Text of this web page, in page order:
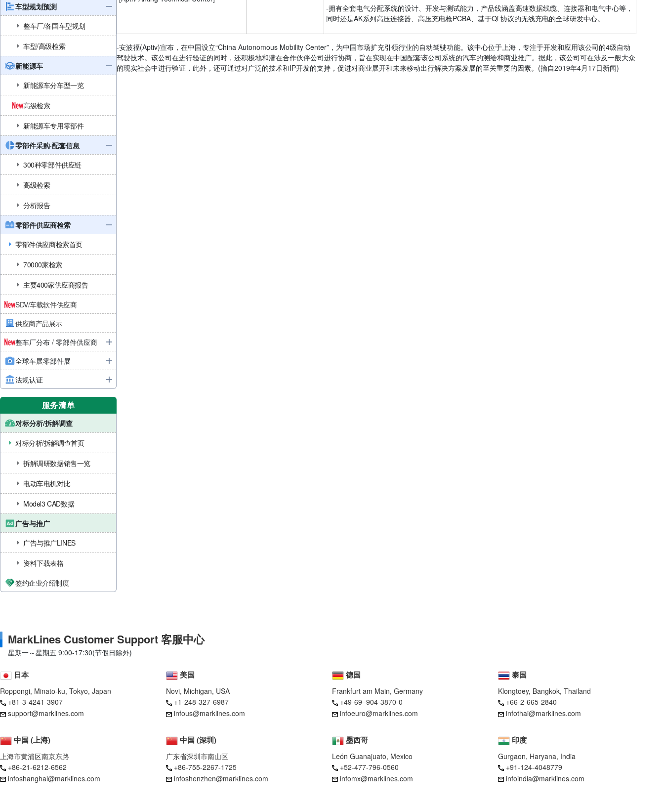
车型规划预测
整车厂/各国车型规划
车型/高级检索
新能源车
新能源车分车型一览
高级检索
新能源车专用零部件
零部件采购·配套信息
300种零部件供应链
高级检索
分析报告
零部件供应商检索
零部件供应商检索首页
70000家检索
主要400家供应商报告
SDV/车载软件供应商
供应商产品展示
整车厂分布 / 零部件供应商
全球车展零部件展
法规认证
服务清单
对标分析/拆解调查
对标分析/拆解调查首页
拆解调研数据销售一览
电动车电机对比
Model3 CAD数据
广告与推广
广告与推广LINES
资料下载表格
签约企业介绍制度
-拥有全套电气分配系统的设计、开发与测试能力，产品线涵盖高速数据线缆、连接器和电气中心等，
同时还是AK系列高压连接器、高压充电枪PCBA、基于Qi 协议的无线充电的全球研发中心。
-安波福(Aptiv)宣布，在中国设立“China Autonomous Mobility Center”，为中国市场扩充引领行业的自动驾驶功能。该中心位于上海，专注于开发和应用该公司的4级自动
驾驶技术。该公司在进行验证的同时，还积极地和潜在合作伙伴公司进行协商，旨在实现在中国配套该公司系统的汽车的测绘和商业推广。据此，该公司可在涉及一般大众
的现实社会中进行验证，此外，还可通过对广泛的技术和IP开发的支持，促进对商业展开和未来移动出行解决方案发展的至关重要的因素。(摘自2019年4月17日新闻)
MarkLines Customer Support 客服中心
星期一～星期五 9:00-17:30(节假日除外)
日本
Roppongi, Minato-ku, Tokyo, Japan
+81-3-4241-3907
support@marklines.com
美国
Novi, Michigan, USA
+1-248-327-6987
infous@marklines.com
墨西哥
León Guanajuato, Mexico
+52-477-796-0560
infomx@marklines.com
德国
Frankfurt am Main, Germany
+49-69–904-3870-0
infoeuro@marklines.com
中国 (上海)
上海市黄浦区南京东路
+86-21-6212-6562
infoshanghai@marklines.com
中国 (深圳)
广东省深圳市南山区
+86-755-2267-1725
infoshenzhen@marklines.com
泰国
Klongtoey, Bangkok, Thailand
+66-2-665-2840
infothai@marklines.com
印度
Gurgaon, Haryana, India
+91-124-4048779
infoindia@marklines.com